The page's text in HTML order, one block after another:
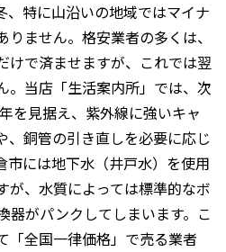
、特に山沿いの地域ではマイナ
ません。格安業者の多くは、
けで済ませますが、これでは翌
。当店「生活案内所」では、次
を見据え、紫外線に強いキャ
、銅管の引き直しを必要に応じ
市には地下水（井戸水）を使用
が、水質によっては標準的なボ
器がパンクしてしまいます。こ
「全国一律価格」で売る業者